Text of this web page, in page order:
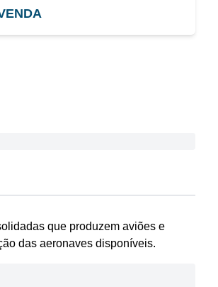
que produzem aviões e
das aeronaves disponíveis.